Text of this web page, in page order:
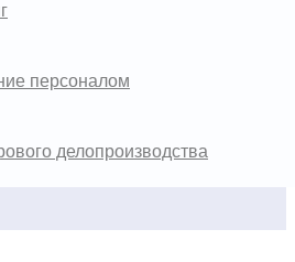
персоналом
делопроизводства